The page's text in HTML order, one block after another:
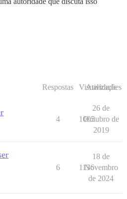
Respostas Visualizações
Atividade
4 1005
26 de
Outubro de
2019
6 1136
18 de
Novembro
de 2024